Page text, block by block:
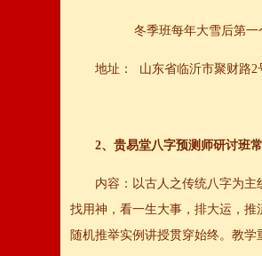
冬季班每年大雪后第一个
地址： 山东省临沂市聚财
2、贵易堂八字预测师研讨班
内容：以古人之传统八字为主
找用神，看一生大事，排大运，
随机推举实例讲授贯穿始终。教学